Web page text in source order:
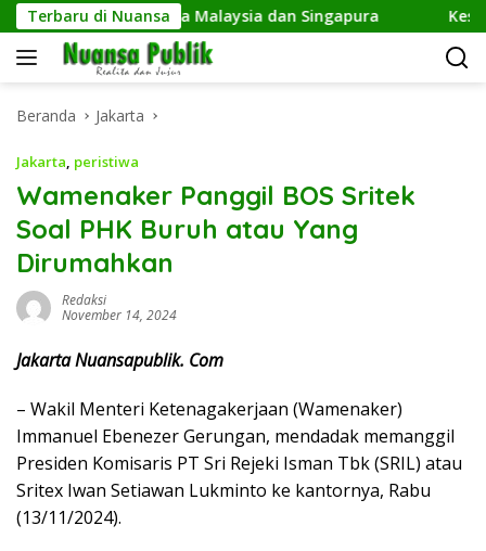
Langsung
ke
konten
Terbaru di Nuansa
Fans hingga Malaysia dan Singapura Kesbangpol
Beranda Jakarta
Jakarta, peristiwa
Wamenaker Panggil BOS Sritek
Soal PHK Buruh atau Yang
Dirumahkan
Redaksi
November 14, 2024
Jakarta Nuansapublik. Com
– Wakil Menteri Ketenagakerjaan (Wamenaker)
Immanuel Ebenezer Gerungan, mendadak memanggil
Presiden Komisaris PT Sri Rejeki Isman Tbk (SRIL) atau
Sritex Iwan Setiawan Lukminto ke kantornya, Rabu
(13/11/2024).